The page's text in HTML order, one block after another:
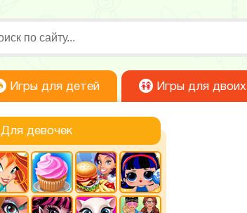
Игры для детей Игры для двоих
Для девочек